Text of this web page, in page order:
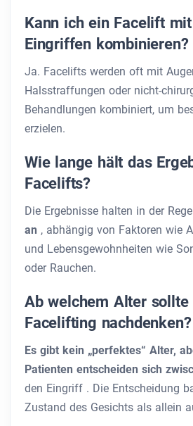
Kann ich ein Facelift
Eingriffen kombinieren?
Ja. Facelifts werden oft mit
Halsstraffungen oder nicht-
Behandlungen kombiniert, um
erzielen.
Wie lange hält das
Facelifts?
Die Ergebnisse halten in der Regel
an , abhängig von Faktoren wie
und Lebensgewohnheiten wie
oder Rauchen.
Ab welchem Alter sollte
Facelifting nachdenken?
Es gibt kein „perfektes“ Alter,
Patienten entscheiden sich
den Eingriff . Die Entscheidung
Zustand des Gesichts als allein